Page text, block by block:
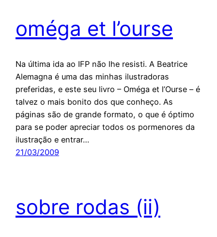
oméga et l’ourse
Na última ida ao IFP não lhe resisti. A Beatrice
Alemagna é uma das minhas ilustradoras
preferidas, e este seu livro – Oméga et l’Ourse – é
talvez o mais bonito dos que conheço. As
páginas são de grande formato, o que é óptimo
para se poder apreciar todos os pormenores da
ilustração e entrar…
21/03/2009
sobre rodas (ii)